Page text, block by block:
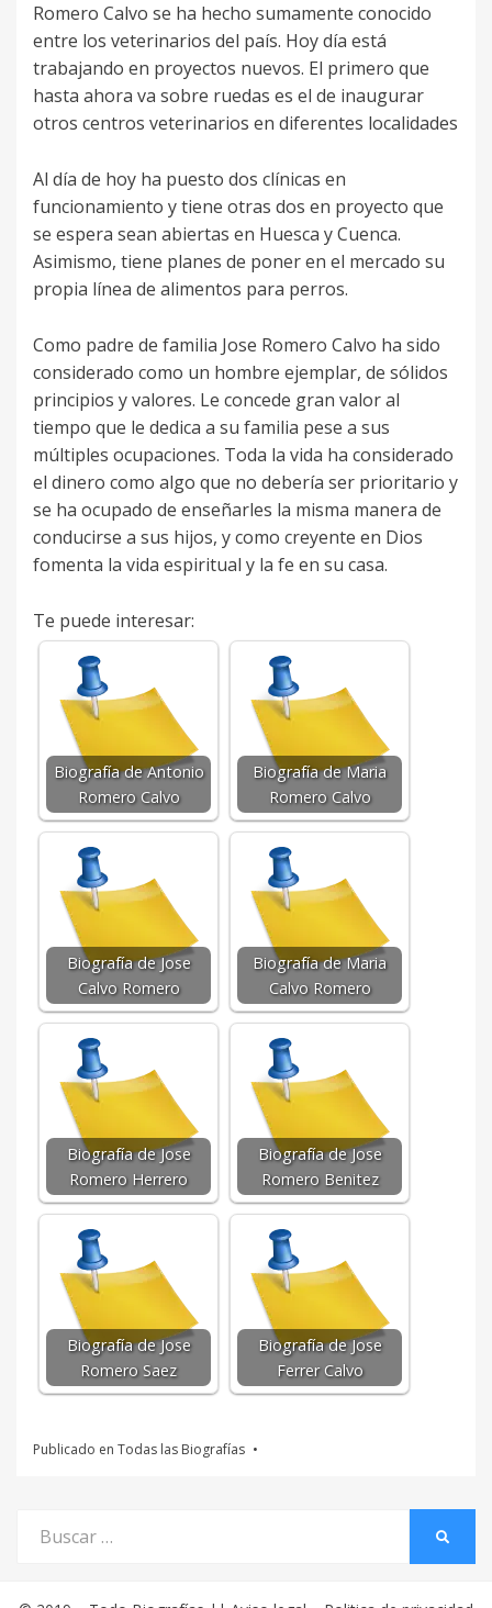
Romero Calvo se ha hecho sumamente conocido
entre los veterinarios del país. Hoy día está
trabajando en proyectos nuevos. El primero que
hasta ahora va sobre ruedas es el de inaugurar
otros centros veterinarios en diferentes localidades
Al día de hoy ha puesto dos clínicas en
funcionamiento y tiene otras dos en proyecto que
se espera sean abiertas en Huesca y Cuenca.
Asimismo, tiene planes de poner en el mercado su
propia línea de alimentos para perros.
Como padre de familia Jose Romero Calvo ha sido
considerado como un hombre ejemplar, de sólidos
principios y valores. Le concede gran valor al
tiempo que le dedica a su familia pese a sus
múltiples ocupaciones. Toda la vida ha considerado
el dinero como algo que no debería ser prioritario y
se ha ocupado de enseñarles la misma manera de
conducirse a sus hijos, y como creyente en Dios
fomenta la vida espiritual y la fe en su casa.
Te puede interesar:
Biografía de Antonio
Romero Calvo
Biografía de Maria
Romero Calvo
Biografía de Jose
Calvo Romero
Biografía de Maria
Calvo Romero
Biografía de Jose
Romero Herrero
Biografía de Jose
Romero Benitez
Biografía de Jose
Romero Saez
Biografía de Jose
Ferrer Calvo
Publicado en Todas las Biografías
por: